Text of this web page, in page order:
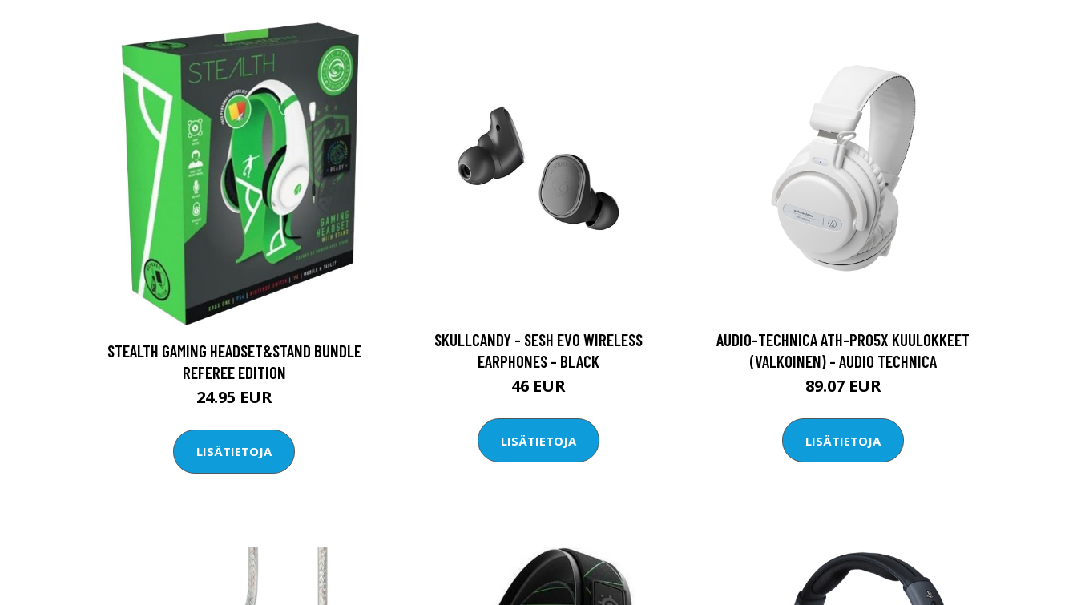
STEALTH GAMING HEADSET&STAND BUNDLE
REFEREE EDITION
24.95 EUR
LISÄTIETOJA
SKULLCANDY - SESH EVO WIRELESS
EARPHONES - BLACK
46 EUR
LISÄTIETOJA
AUDIO-TECHNICA ATH-PRO5X KUULOKKEET
(VALKOINEN) - AUDIO TECHNICA
89.07 EUR
LISÄTIETOJA